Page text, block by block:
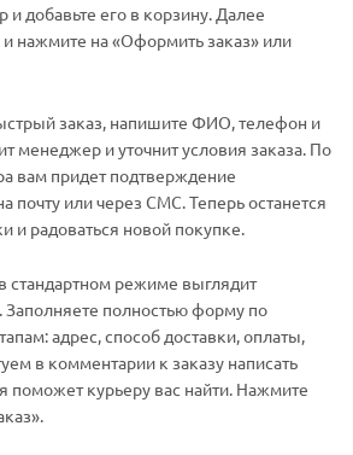
и добавьте его в корзину. Далее
нажмите на «Оформить заказ» или
заказ, напишите ФИО, телефон и
менеджер и уточнит условия заказа. По
вам придет подтверждение
почту или через СМС. Теперь останется
и радоваться новой покупке.
стандартном режиме выглядит
полностью форму по
адрес, способ доставки, оплаты,
в комментарии к заказу написать
поможет курьеру вас найти. Нажмите